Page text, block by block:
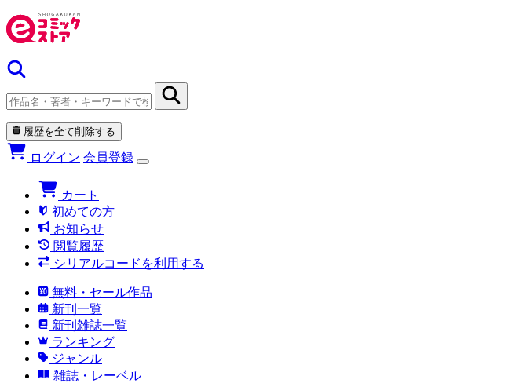
履歴を全て削除する
ログイン 会員登録
カート
初めての方
お知らせ
閲覧履歴
シリアルコードを利用する
無料・セール作品
新刊一覧
新刊雑誌一覧
ランキング
ジャンル
雑誌・レーベル